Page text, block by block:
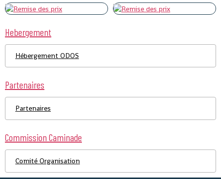
Hebergement
Hébergement ODOS
Partenaires
Partenaires
Commission Caminade
Comité Organisation